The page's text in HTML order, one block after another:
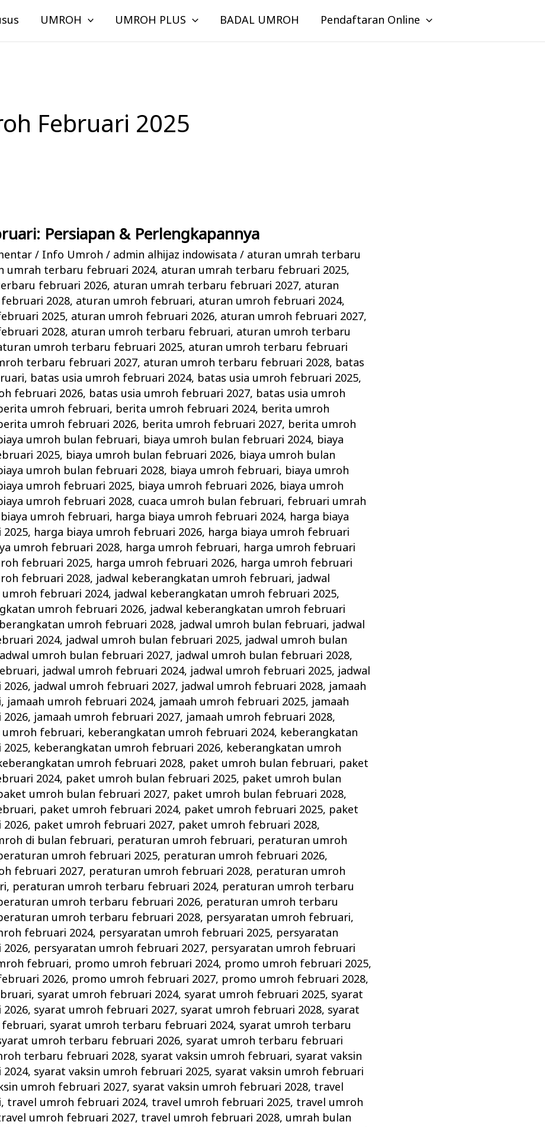
UMROH UMROH PLUS BADAL UMROH Pendaftaran Online
Februari 2025
Persiapan & Perlengkapannya
/ Info Umroh / admin alhijaz indowisata/ aturan umrah terbaru
umrah terbaru februari 2024, aturan umrah terbaru februari 2025,
februari 2026, aturan umrah terbaru februari 2027, aturan
2028, aturan umroh februari, aturan umroh februari 2024,
2025, aturan umroh februari 2026, aturan umroh februari 2027,
2028, aturan umroh terbaru februari, aturan umroh terbaru
umroh terbaru februari 2025, aturan umroh terbaru februari
terbaru februari 2027, aturan umroh terbaru februari 2028, batas
, batas usia umroh februari 2024, batas usia umroh februari 2025,
februari 2026, batas usia umroh februari 2027, batas usia umroh
umroh februari, berita umroh februari 2024, berita umroh
umroh februari 2026, berita umroh februari 2027, berita umroh
umroh bulan februari, biaya umroh bulan februari 2024, biaya
2025, biaya umroh bulan februari 2026, biaya umroh bulan
umroh bulan februari 2028, biaya umroh februari, biaya umroh
umroh februari 2025, biaya umroh februari 2026, biaya umroh
umroh februari 2028, cuaca umroh bulan februari, februari umrah
umroh februari, harga biaya umroh februari 2024, harga biaya
, harga biaya umroh februari 2026, harga biaya umroh februari
umroh februari 2028, harga umroh februari, harga umroh februari
februari 2025, harga umroh februari 2026, harga umroh februari
februari 2028, jadwal keberangkatan umroh februari, jadwal
februari 2024, jadwal keberangkatan umroh februari 2025,
umroh februari 2026, jadwal keberangkatan umroh februari
umroh februari 2028, jadwal umroh bulan februari, jadwal
2024, jadwal umroh bulan februari 2025, jadwal umroh bulan
umroh bulan februari 2027, jadwal umroh bulan februari 2028,
, jadwal umroh februari 2024, jadwal umroh februari 2025, jadwal
, jadwal umroh februari 2027, jadwal umroh februari 2028, jamaah
, jamaah umroh februari 2024, jamaah umroh februari 2025, jamaah
, jamaah umroh februari 2027, jamaah umroh februari 2028,
umroh februari, keberangkatan umroh februari 2024, keberangkatan
, keberangkatan umroh februari 2026, keberangkatan umroh
umroh februari 2028, paket umroh bulan februari, paket
2024, paket umroh bulan februari 2025, paket umroh bulan
umroh bulan februari 2027, paket umroh bulan februari 2028,
, paket umroh februari 2024, paket umroh februari 2025, paket
, paket umroh februari 2027, paket umroh februari 2028,
di bulan februari, peraturan umroh februari, peraturan umroh
umroh februari 2025, peraturan umroh februari 2026,
februari 2027, peraturan umroh februari 2028, peraturan umroh
, peraturan umroh terbaru februari 2024, peraturan umroh terbaru
umroh terbaru februari 2026, peraturan umroh terbaru
umroh terbaru februari 2028, persyaratan umroh februari,
februari 2024, persyaratan umroh februari 2025, persyaratan
, persyaratan umroh februari 2027, persyaratan umroh februari
februari, promo umroh februari 2024, promo umroh februari 2025,
2026, promo umroh februari 2027, promo umroh februari 2028,
, syarat umroh februari 2024, syarat umroh februari 2025, syarat
, syarat umroh februari 2027, syarat umroh februari 2028, syarat
, syarat umroh terbaru februari 2024, syarat umroh terbaru
umroh terbaru februari 2026, syarat umroh terbaru februari
terbaru februari 2028, syarat vaksin umroh februari, syarat vaksin
, syarat vaksin umroh februari 2025, syarat vaksin umroh februari
umroh februari 2027, syarat vaksin umroh februari 2028, travel
, travel umroh februari 2024, travel umroh februari 2025, travel umroh
umroh februari 2027, travel umroh februari 2028, umrah bulan